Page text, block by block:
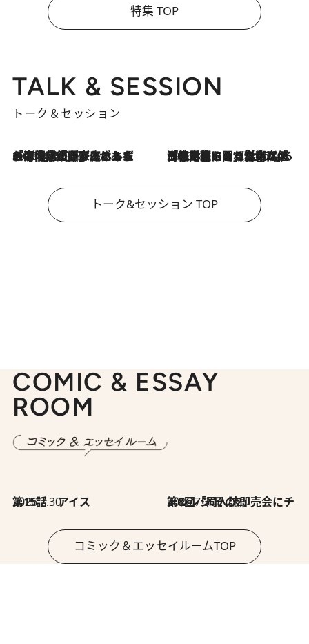
特集 TOP
TALK & SESSION
トーク＆セッション
2026.8.3
「今後値上げがあるとすれば…」「リスクがあるのは今年の冬」エネルギー専門家が語る、ホルムズ海峡封鎖が家庭にもたらす“ある心配” 2026.8.3
「住宅建てられない…」「サーチャージ料の高値が続いている」ホルムズ海峡封鎖による影響はいつまで続く？《エネルギー専門家に聞く“どうなる日本の暮らし”》
トーク&セッション TOP
COMIC & ESSAY
ROOM
2026.7.30
第15話 アイス 2026.7.30
第8回「同人誌即売会にチャレンジ その2」
コミック＆エッセイルームTOP